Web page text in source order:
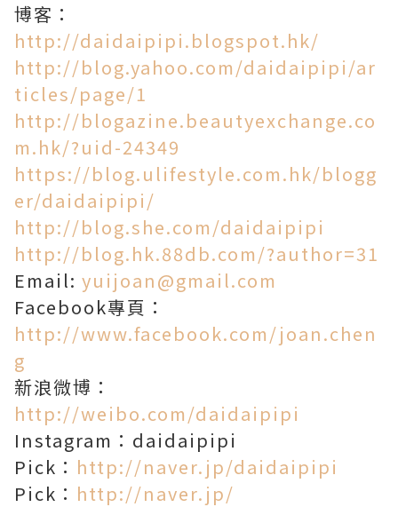
博客：
http://daidaipipi.blogspot.hk/
http://blog.yahoo.com/daidaipipi/ar
ticles/page/1
http://blogazine.beautyexchange.co
m.hk/?uid-24349
https://blog.ulifestyle.com.hk/blogg
er/daidaipipi/
http://blog.she.com/daidaipipi
http://blog.hk.88db.com/?author=31
Email: yuijoan@gmail.com
Facebook專頁：
http://www.facebook.com/joan.chen
g
新浪微博：
http://weibo.com/daidaipipi
Instagram：daidaipipi
Pick： http://naver.jp/daidaipipi
Pick： http://naver.jp/